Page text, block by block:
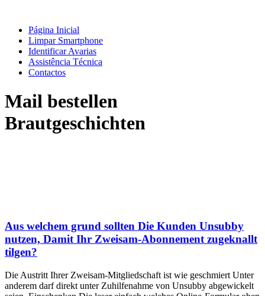
Página Inicial
Limpar Smartphone
Identificar Avarias
Assistência Técnica
Contactos
Mail bestellen
Brautgeschichten
Aus welchem grund sollten Die Kunden Unsubby
nutzen, Damit Ihr Zweisam-Abonnement zugeknallt
tilgen?
Die Austritt Ihrer Zweisam-Mitgliedschaft ist wie geschmiert Unter
anderem darf direkt unter Zuhilfenahme von Unsubby abgewickelt